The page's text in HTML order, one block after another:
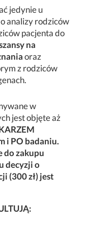
jedynie u
analizy rodziców
pacjenta do
na
oraz
z rodziców
w
jest objęte aż
i PO badaniu.
do zakupu
decyzji o
(300 zł) jest